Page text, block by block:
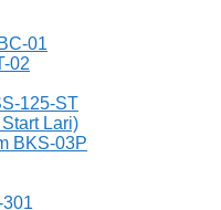
01
02
125-ST
Lari)
BKS-03P